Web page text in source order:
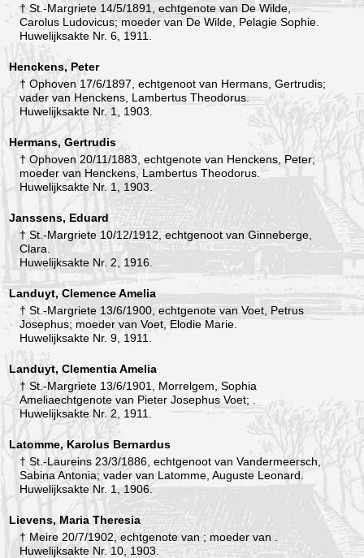
† St.-Margriete 14/5/1891, echtgenote van De Wilde,
Carolus Ludovicus; moeder van De Wilde, Pelagie Sophie.
Huwelijksakte Nr. 6, 1911.
Henckens, Peter
† Ophoven 17/6/1897, echtgenoot van Hermans, Gertrudis;
vader van Henckens, Lambertus Theodorus.
Huwelijksakte Nr. 1, 1903.
Hermans, Gertrudis
† Ophoven 20/11/1883, echtgenote van Henckens, Peter;
moeder van Henckens, Lambertus Theodorus.
Huwelijksakte Nr. 1, 1903.
Janssens, Eduard
† St.-Margriete 10/12/1912, echtgenoot van Ginneberge,
Clara.
Huwelijksakte Nr. 2, 1916.
Landuyt, Clemence Amelia
† St.-Margriete 13/6/1900, echtgenote van Voet, Petrus
Josephus; moeder van Voet, Elodie Marie.
Huwelijksakte Nr. 9, 1911.
Landuyt, Clementia Amelia
† St.-Margriete 13/6/1901, Morrelgem, Sophia
Ameliaechtgenote van Pieter Josephus Voet; .
Huwelijksakte Nr. 2, 1911.
Latomme, Karolus Bernardus
† St.-Laureins 23/3/1886, echtgenoot van Vandermeersch,
Sabina Antonia; vader van Latomme, Auguste Leonard.
Huwelijksakte Nr. 1, 1906.
Lievens, Maria Theresia
† Meire 20/7/1902, echtgenote van ; moeder van .
Huwelijksakte Nr. 10, 1903.